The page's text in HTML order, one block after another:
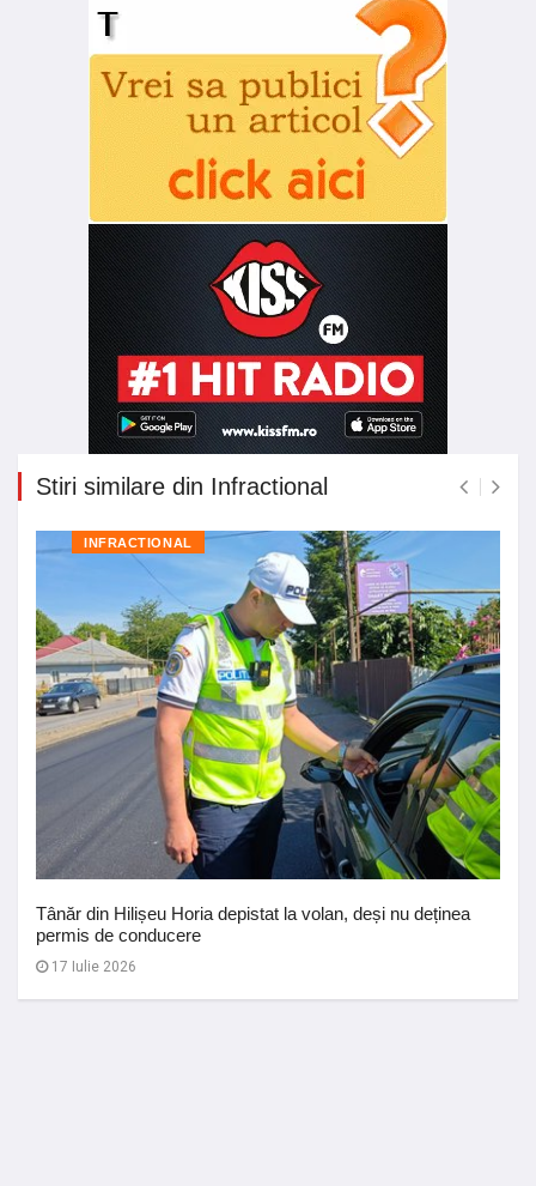
Stiri similare din Infractional
INFRACTIONAL
Tânăr din Hilișeu Horia depistat la volan, deși nu deținea
permis de conducere
17 Iulie 2026